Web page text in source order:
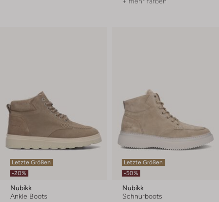
Letzte Größen
-20%
Nubikk
Ankle Boots
Letzte Größen
-50%
Nubikk
Schnürboots